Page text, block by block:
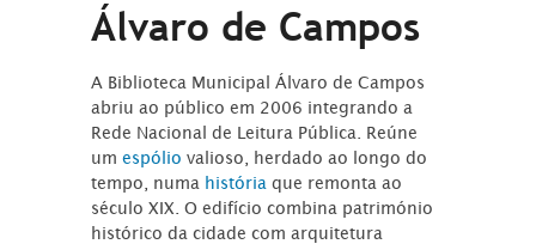
Álvaro de Campos
A Biblioteca Municipal Álvaro de Campos
abriu ao público em 2006 integrando a
Rede Nacional de Leitura Pública. Reúne
umespóliovalioso, herdado ao longo do
tempo, numa história que remonta ao
século XIX. O edifício combina património
histórico da cidade com arquitetura